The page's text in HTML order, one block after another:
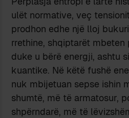
ulët normative, veç
prodhon edhe një lloj
rrethine, shqiptarët
duke u bërë energji, ashtu
kuantike. Në këtë fushë
nuk mbijetuan sepse ishin
shumtë, më të armatosur,
shpërndarë, më të